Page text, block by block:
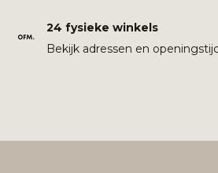
24 fysieke winkels
Bekijk adressen en